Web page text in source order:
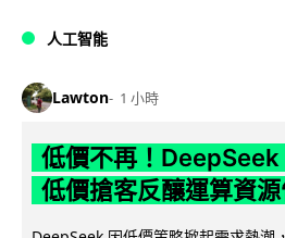
人工智能
Lawton 1 小時
低價不再！DeepSeek
低價搶客反釀運算資